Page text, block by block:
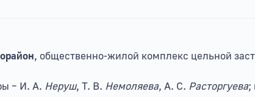
, общественно-жилой комплекс цельной
– И. А. Hepyш, Т. В. Немоляева, А. С. Расторгуева;